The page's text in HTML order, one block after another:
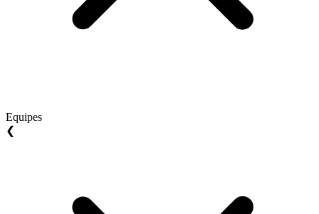
Equipes
❮